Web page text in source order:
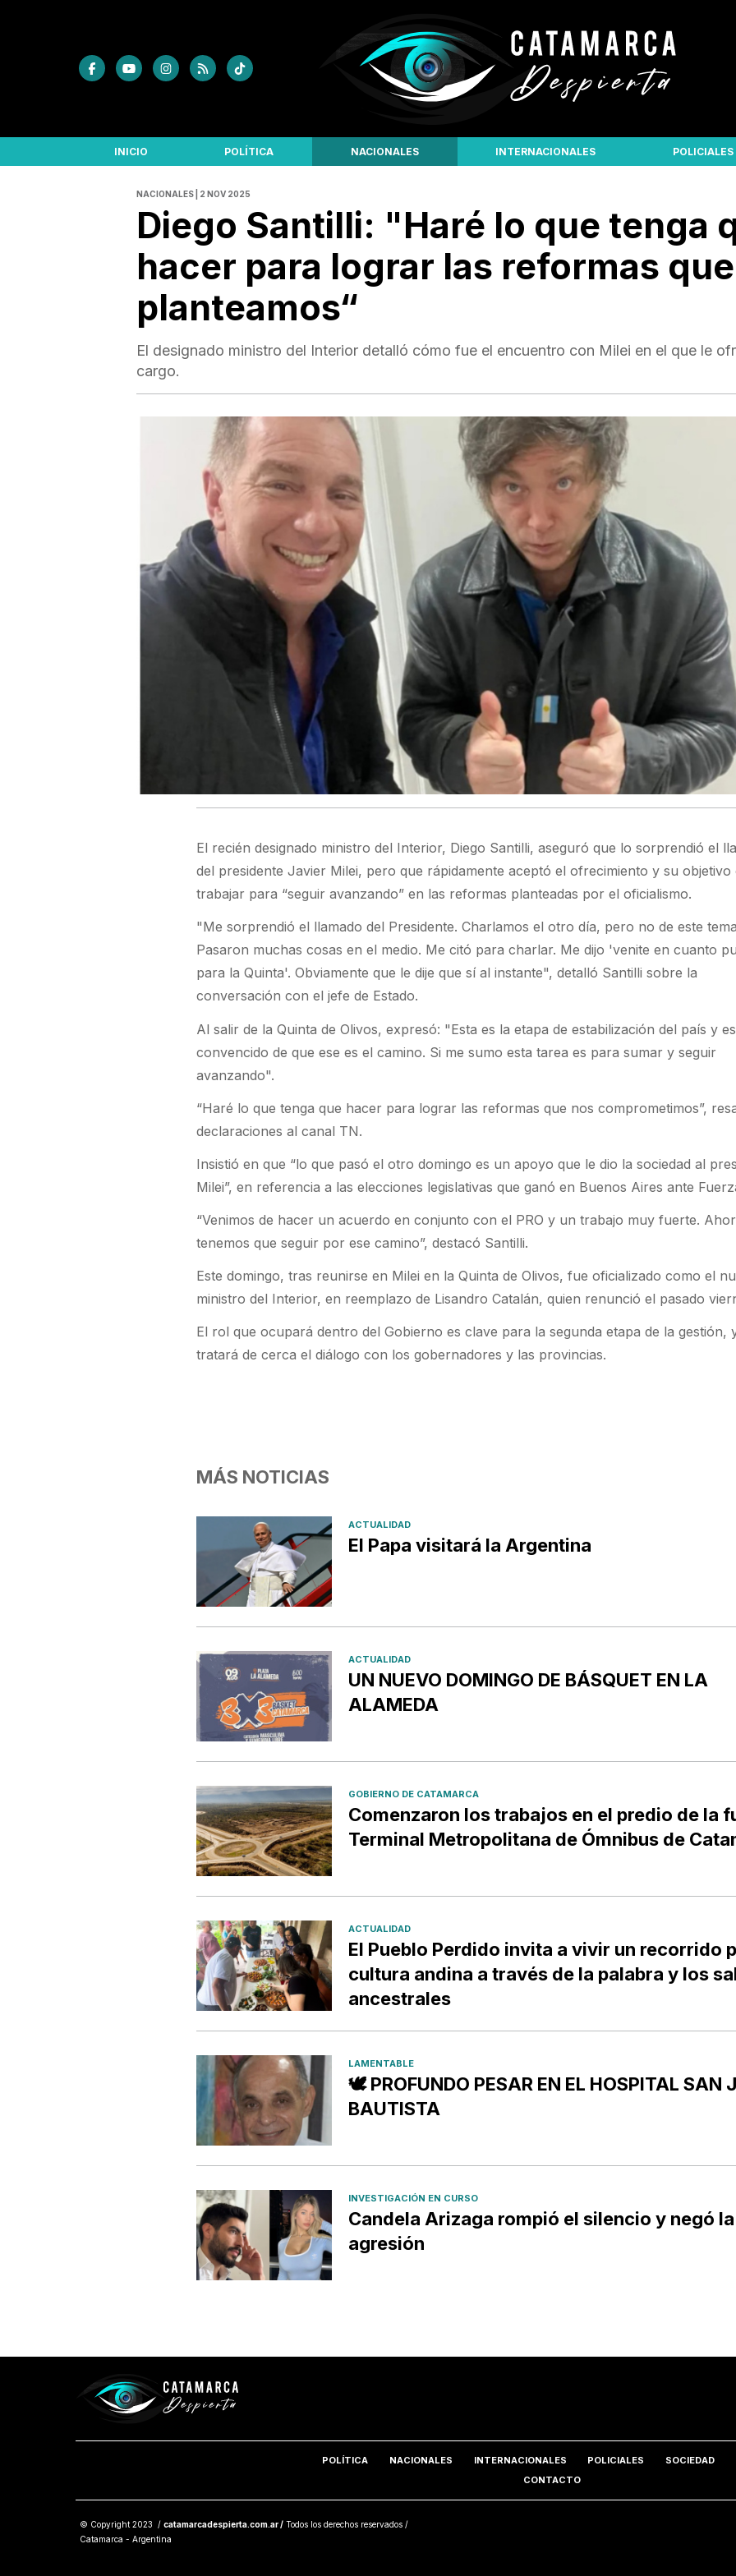
INICIO POLÍTICA NACIONALES INTERNACIONALES POLICIALES
NACIONALES | 2 NOV 2025
Diego Santilli: "Haré lo que tenga
hacer para lograr las reformas que
planteamos“
El designado ministro del Interior detalló cómo fue el encuentro con Milei en el que le
cargo.
El recién designado ministro del Interior, Diego Santilli, aseguró que lo sorprendió el
del presidente Javier Milei, pero que rápidamente aceptó el ofrecimiento y su objetivo
trabajar para “seguir avanzando” en las reformas planteadas por el oficialismo.
"Me sorprendió el llamado del Presidente. Charlamos el otro día, pero no de este
Pasaron muchas cosas en el medio. Me citó para charlar. Me dijo 'venite en cuanto
para la Quinta'. Obviamente que le dije que sí al instante", detalló Santilli sobre la
conversación con el jefe de Estado.
Al salir de la Quinta de Olivos, expresó: "Esta es la etapa de estabilización del país y
convencido de que ese es el camino. Si me sumo esta tarea es para sumar y seguir
avanzando".
“Haré lo que tenga que hacer para lograr las reformas que nos comprometimos”,
declaraciones al canal TN.
Insistió en que “lo que pasó el otro domingo es un apoyo que le dio la sociedad al
Milei”, en referencia a las elecciones legislativas que ganó en Buenos Aires ante
“Venimos de hacer un acuerdo en conjunto con el PRO y un trabajo muy fuerte.
tenemos que seguir por ese camino”, destacó Santilli.
Este domingo, tras reunirse en Milei en la Quinta de Olivos, fue oficializado como el
ministro del Interior, en reemplazo de Lisandro Catalán, quien renunció el pasado
El rol que ocupará dentro del Gobierno es clave para la segunda etapa de la gestión,
tratará de cerca el diálogo con los gobernadores y las provincias.
MÁS NOTICIAS
ACTUALIDAD
El Papa visitará la Argentina
ACTUALIDAD
UN NUEVO DOMINGO DE BÁSQUET EN LA
ALAMEDA
GOBIERNO DE CATAMARCA
Comenzaron los trabajos en el predio de la
Terminal Metropolitana de Ómnibus de
ACTUALIDAD
El Pueblo Perdido invita a vivir un recorrido
cultura andina a través de la palabra y los
ancestrales
LAMENTABLE
🕊️ PROFUNDO PESAR EN EL HOSPITAL SAN
BAUTISTA
INVESTIGACIÓN EN CURSO
Candela Arizaga rompió el silencio y negó la
agresión
POLÍTICA NACIONALES INTERNACIONALES POLICIALES SOCIEDAD
CONTACTO
© Copyright 2023 / catamarcadespierta.com.ar / Todos los derechos reservados /
Catamarca - Argentina